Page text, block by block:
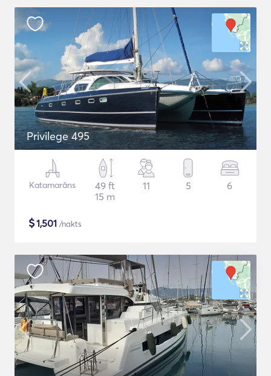
Privilege 495
Katamarāns
49 ft
15 m
11 5 6
$1,501 /nakts